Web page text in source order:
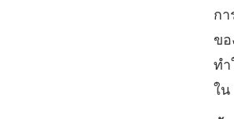
กา
ข
ทำ
ใน